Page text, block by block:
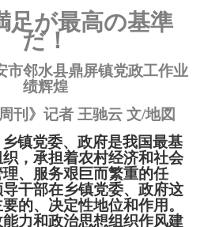
足が最高の基準
だ！
邻水县鼎屏镇党政工作业
绩辉煌
刊》记者 王驰云 文/地図
镇党委、政府是我国最基
，承担着农村经济和社会
、服务艰巨而繁重的任
干部在乡镇党委、政府这
的、决定性地位和作用。
力和政治思想组织作风建